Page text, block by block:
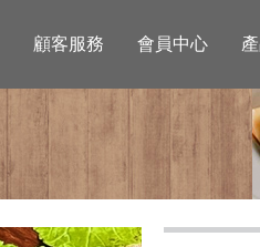
顧客服務 會員中心